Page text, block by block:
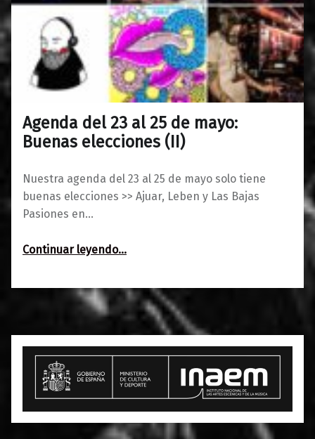
Agenda del 23 al 25 de mayo:
Buenas elecciones (II)
Nuestra agenda del 23 al 25 de mayo solo tiene
buenas elecciones >> Ajuar, Leben y Las Bajas
Pasiones en…
Continuar leyendo“Agenda del 23 al 25 de mayo: Buenas elecciones (II)”
…
20/05/2019
0
Maravillas